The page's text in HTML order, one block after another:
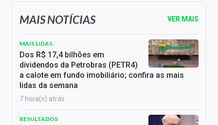
MAIS NOTÍCIAS VER MAIS
MAIS LIDAS
Dos R$ 17,4 bilhões em
dividendos da Petrobras (PETR4)
a calote em fundo imobiliário; confira as mais
lidas da semana
7 hora(s) atrás
RESULTADOS